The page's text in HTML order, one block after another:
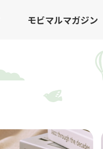
モビマルマガジン